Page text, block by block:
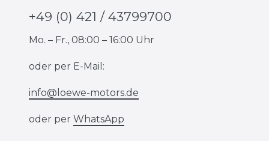
+49 (0) 421 / 43799700
Mo. – Fr., 08:00 – 16:00 Uhr
oder per E-Mail:
info@loewe-motors.de
oder per WhatsApp